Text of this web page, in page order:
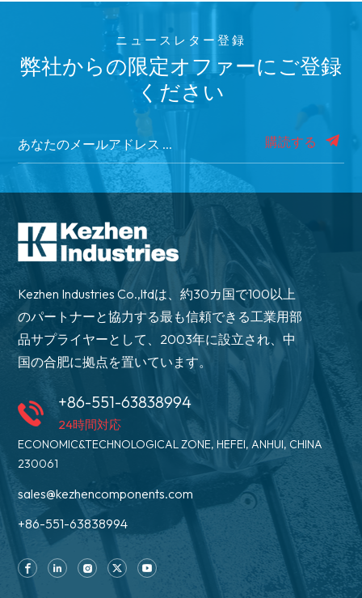
ニュースレター登録
弊社からの限定オファーにご登録
ください
購読する
Kezhen Industries Co.,ltdは、約30カ国で100以上
のパートナーと協力する最も信頼できる工業用部
品サプライヤーとして、2003年に設立され、中
国の合肥に拠点を置いています。
+86-551-63838994
24時間対応
ECONOMIC&TECHNOLOGICAL ZONE, HEFEI, ANHUI, CHINA
230061
sales@kezhencomponents.com
+86-551-63838994